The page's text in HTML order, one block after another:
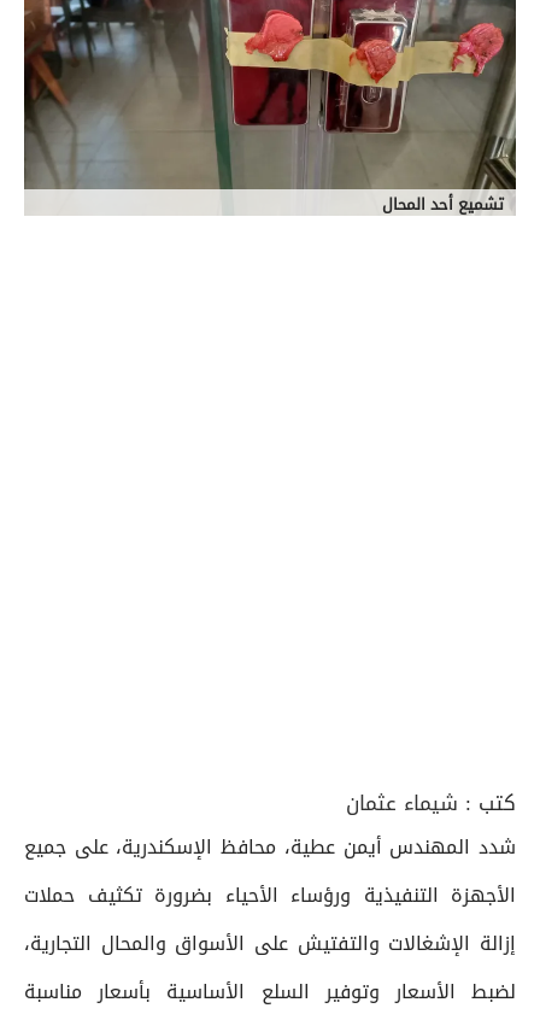
تشميع أحد المحال
كتب : شيماء عثمان
شدد المهندس أيمن عطية، محافظ الإسكندرية، على جميع
الأجهزة التنفيذية ورؤساء الأحياء بضرورة تكثيف حملات
إزالة الإشغالات والتفتيش على الأسواق والمحال التجارية،
لضبط الأسعار وتوفير السلع الأساسية بأسعار مناسبة